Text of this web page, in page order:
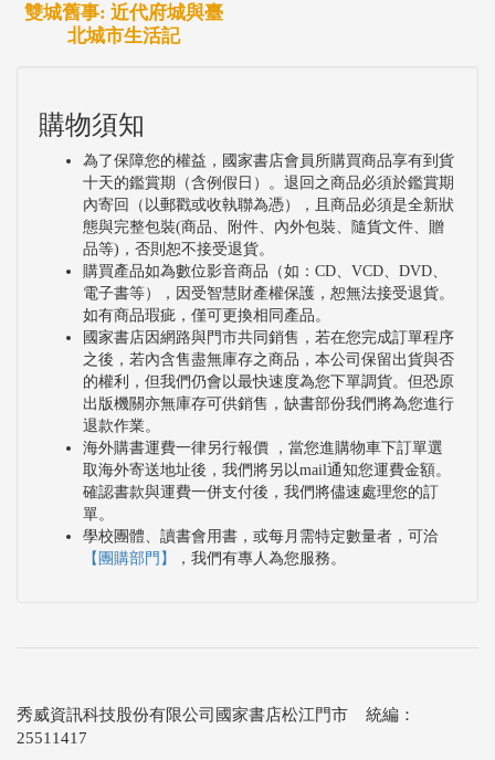
雙城舊事: 近代府城與臺
北城市生活記
購物須知
為了保障您的權益，國家書店會員所購買商品享有到貨
十天的鑑賞期（含例假日）。退回之商品必須於鑑賞期
內寄回（以郵戳或收執聯為憑），且商品必須是全新狀
態與完整包裝(商品、附件、內外包裝、隨貨文件、贈
品等)，否則恕不接受退貨。
購買產品如為數位影音商品（如：CD、VCD、DVD、
電子書等），因受智慧財產權保護，恕無法接受退貨。
如有商品瑕疵，僅可更換相同產品。
國家書店因網路與門市共同銷售，若在您完成訂單程序
之後，若內含售盡無庫存之商品，本公司保留出貨與否
的權利，但我們仍會以最快速度為您下單調貨。但恐原
出版機關亦無庫存可供銷售，缺書部份我們將為您進行
退款作業。
海外購書運費一律另行報價 ，當您進購物車下訂單選
取海外寄送地址後，我們將另以mail通知您運費金額。
確認書款與運費一併支付後，我們將儘速處理您的訂
單。
學校團體、讀書會用書，或每月需特定數量者，可洽
【團購部門】
，我們有專人為您服務。
秀威資訊科技股份有限公司國家書店松江門市 統編：
25511417